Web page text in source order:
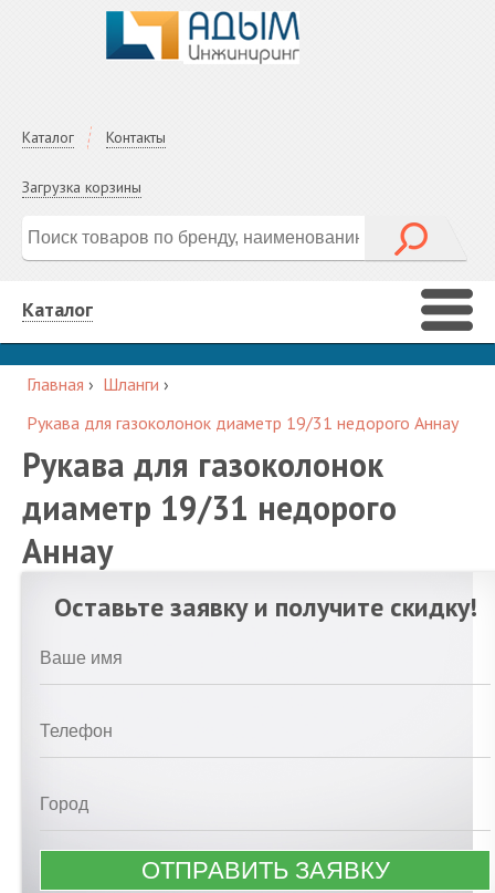
Каталог Контакты
Загрузка корзины
Каталог
Главная › Шланги ›
Рукава для газоколонок диаметр 19/31 недорого Аннау
Рукава для газоколонок
диаметр 19/31 недорого
Аннау
Оставьте заявку и получите скидку!